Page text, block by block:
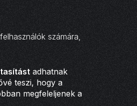
számára,
adhatnak
teszi, hogy a
megfeleljenek a